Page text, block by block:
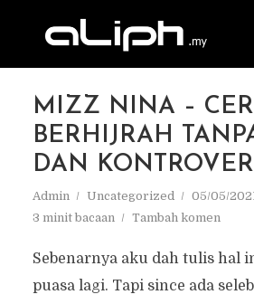
MIZZ NINA –
BERHIJRAH
DAN
Admin Uncategorized
05/05/
3 minit bacaan
Tambah komen
Sebenarnya aku dah tulis hal
puasa lagi. Tapi since ada